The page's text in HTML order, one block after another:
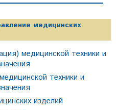
медицинских
медицинской техники и
техники и
изделий